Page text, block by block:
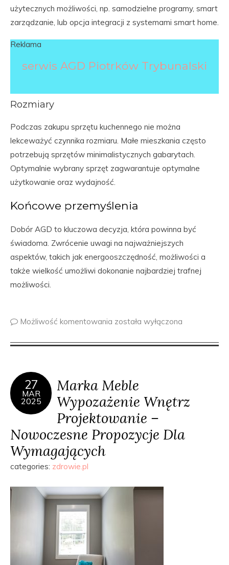
użytecznych możliwości, np. samodzielne programy, smart
zarządzanie, lub opcja integracji z systemami smart home.
Reklama
serwis AGD Piotrków Trybunalski
Rozmiary
Podczas zakupu sprzętu kuchennego nie można
lekceważyć czynnika rozmiaru. Małe mieszkania często
potrzebują sprzętów minimalistycznych gabarytach.
Optymalnie wybrany sprzęt zagwarantuje optymalne
użytkowanie oraz wydajność.
Końcowe przemyślenia
Dobór AGD to kluczowa decyzja, która powinna być
świadoma. Zwrócenie uwagi na najważniejszych
aspektów, takich jak energooszczędność, możliwości a
także wielkość umożliwi dokonanie najbardziej trafnej
możliwości.
Możliwość komentowania została wyłączona
27
MAR
2025
Marka Meble
Wypozażenie Wnętrz
Projektowanie –
Nowoczesne Propozycje Dla
Wymagających
categories: zdrowie.pl